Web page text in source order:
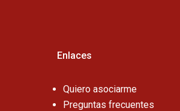
Enlaces
Quiero asociarme
Preguntas frecuentes